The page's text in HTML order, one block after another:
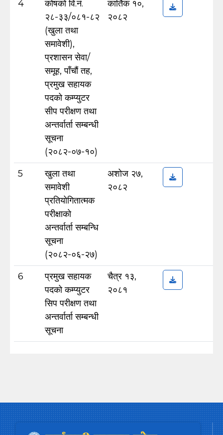
4
कोषको वि.नं.
२८-३३/०८१-८२
(खुला तथा
समावेशी),
प्रशासन सेवा/
समूह, पाँचौं तह,
प्रमुख सहायक
पदको कम्प्युटर
सीप परीक्षण तथा
अन्तर्वार्ता सम्बन्धी
सूचना
(२०८२-०७-१०)
कार्तिक १०,
२०८२
5
खुला तथा
समावेशी
प्रतियोगितात्मक
परीक्षाको
अन्तर्वार्ता सम्बन्धि
सूचना
(२०८२-०६-२७)
अशोज २७,
२०८२
6
प्रमुख सहायक
पदको कम्प्युटर
सिप परीक्षण तथा
अन्तर्वार्ता सम्बन्धी
सूचना
चैत्र १३,
२०८१